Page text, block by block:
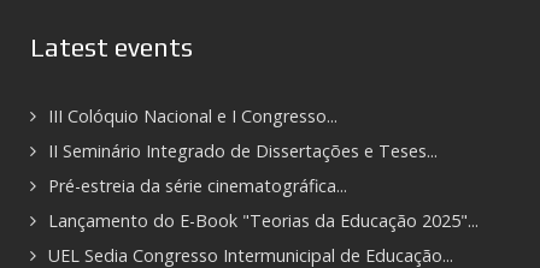
Latest events
III Colóquio Nacional e I Congresso...
II Seminário Integrado de Dissertações e Teses...
Pré-estreia da série cinematográfica...
Lançamento do E-Book "Teorias da Educação 2025"...
UEL Sedia Congresso Intermunicipal de Educação...